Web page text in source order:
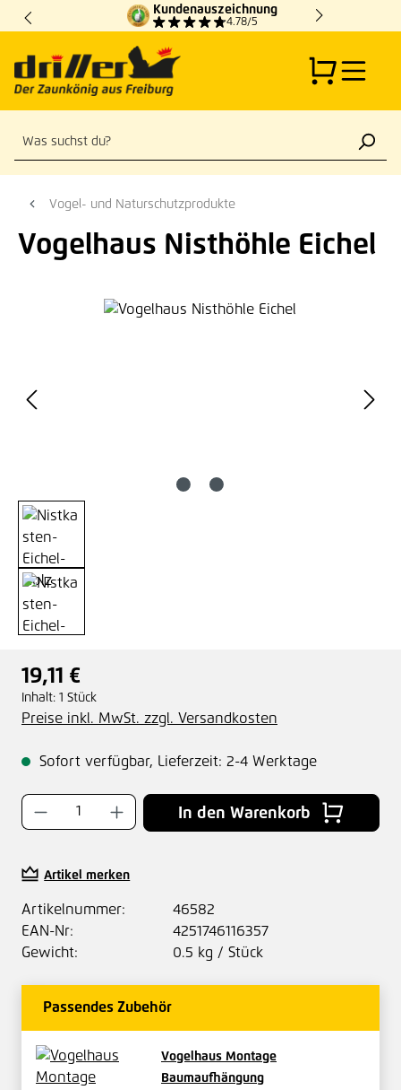
Zum Hauptinhalt springen
Kundenauszeichnung
4.78/5
Vogel- und Naturschutzprodukte
Vogelhaus Nisthöhle Eichel
Bildergalerie überspringen
Regulärer Preis:
19,11 €
Inhalt: 1 Stück
Preise inkl. MwSt. zzgl. Versandkosten
Sofort verfügbar, Lieferzeit: 2-4 Werktage
Produkt Anzahl: Gib den gewünschten
In den Warenkorb
Artikel merken
Artikelnummer:
46582
EAN-Nr:
4251746116357
Gewicht:
0.5 kg / Stück
Passendes Zubehör
Vogelhaus Montage
Baumaufhängung